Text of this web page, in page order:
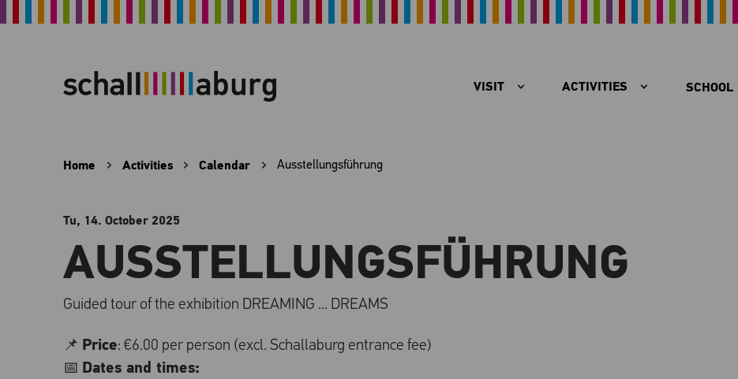
VISIT ACTIVITIES SCHOOL
Home Activities Calendar Ausstellungsführung
Tu, 14. October 2025
AUSSTELLUNGSFÜHRUNG
Guided tour of the exhibition DREAMING ... DREAMS
📌 Price: €6.00 per person (excl. Schallaburg entrance fee)
📅 Dates and times: